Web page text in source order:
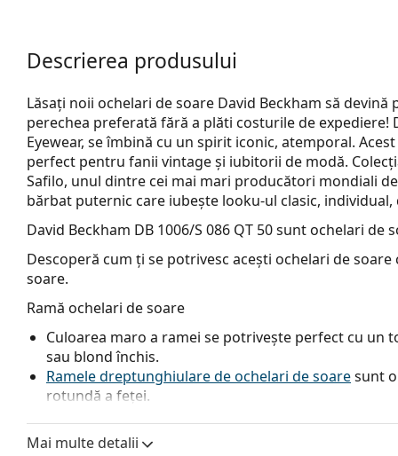
Descrierea produsului
Lăsați noii ochelari de soare David Beckham să
perechea preferată fără a plăti costurile de
Eyewear, se îmbină cu un spirit iconic, atemporal.
perfect pentru fanii vintage și iubitorii de modă.
Safilo, unul dintre cei mai mari producători mondiali
bărbat puternic care iubește looku-ul clasic, individual,
David Beckham DB 1006/S 086 QT 50sunt ochelari de
Descoperă cum ți se potrivesc acești ochelari de
soare.
Ramă ochelari de soare
Culoarea maro a ramei se potrivește perfect cu un
sau blond închis.
Ramele dreptunghiulare de ochelari de soaresunt
rotundă a feței.
durabilitate maxima.
Mai multe detalii